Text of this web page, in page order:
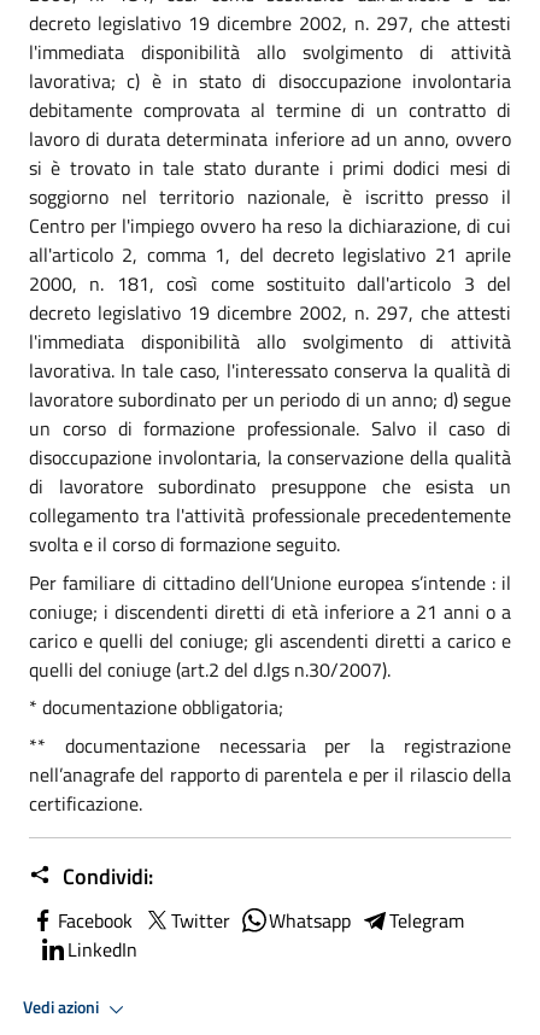
decreto legislativo 19 dicembre 2002, n. 297, che attesti
l'immediata disponibilità allo svolgimento di attività
lavorativa; c) è in stato di disoccupazione involontaria
debitamente comprovata al termine di un contratto di
lavoro di durata determinata inferiore ad un anno, ovvero
si è trovato in tale stato durante i primi dodici mesi di
soggiorno nel territorio nazionale, è iscritto presso il
Centro per l'impiego ovvero ha reso la dichiarazione, di cui
all'articolo 2, comma 1, del decreto legislativo 21 aprile
2000, n. 181, così come sostituito dall'articolo 3 del
decreto legislativo 19 dicembre 2002, n. 297, che attesti
l'immediata disponibilità allo svolgimento di attività
lavorativa. In tale caso, l'interessato conserva la qualità di
lavoratore subordinato per un periodo di un anno; d) segue
un corso di formazione professionale. Salvo il caso di
disoccupazione involontaria, la conservazione della qualità
di lavoratore subordinato presuppone che esista un
collegamento tra l'attività professionale precedentemente
svolta e il corso di formazione seguito.
Per familiare di cittadino dell’Unione europea s’intende : il
coniuge; i discendenti diretti di età inferiore a 21 anni o a
carico e quelli del coniuge; gli ascendenti diretti a carico e
quelli del coniuge (art.2 del d.lgs n.30/2007).
* documentazione obbligatoria;
** documentazione necessaria per la registrazione
nell’anagrafe del rapporto di parentela e per il rilascio della
certificazione.
Condividi:
Facebook Twitter Whatsapp
Telegram
LinkedIn
Vedi azioni